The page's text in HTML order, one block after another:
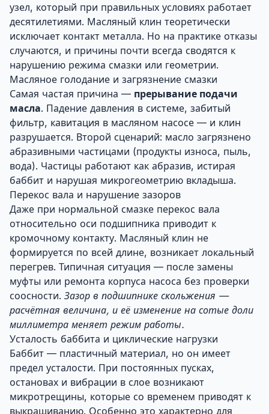
узел, который при правильных условиях работает
десятилетиями. Масляный клин теоретически
исключает контакт металла. Но на практике отказы
случаются, и причины почти всегда сводятся к
нарушению режима смазки или геометрии.
Масляное голодание и загрязнение смазки
Самая частая причина — прерывание подачи
масла. Падение давления в системе, забитый
фильтр, кавитация в масляном насосе — и клин
разрушается. Второй сценарий: масло загрязнено
абразивными частицами (продукты износа, пыль,
вода). Частицы работают как абразив, истирая
баббит и нарушая микрогеометрию вкладыша.
Перекос вала и нарушение зазоров
Даже при нормальной смазке перекос вала
относительно оси подшипника приводит к
кромочному контакту. Масляный клин не
формируется по всей длине, возникает локальный
перегрев. Типичная ситуация — после замены
муфты или ремонта корпуса насоса без проверки
соосности. Зазор в подшипнике скольжения —
расчётная величина, и её изменение на сотые доли
миллиметра меняет режим работы.
Усталость баббита и циклические нагрузки
Баббит — пластичный материал, но он имеет
предел усталости. При постоянных пусках,
остановах и вибрации в слое возникают
микротрещины, которые со временем приводят к
выкрашиванию. Особенно это характерно для